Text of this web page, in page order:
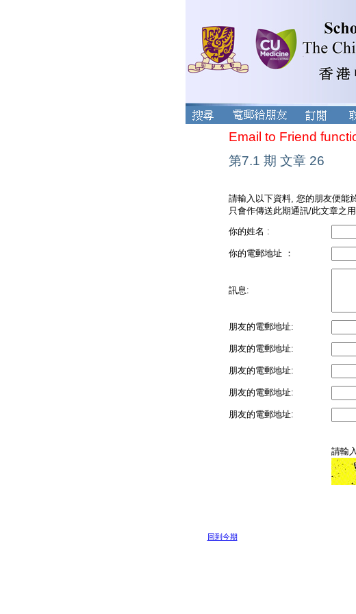
Email to Friend
第7.1 期 文章 26
請輸入以下資料, 您的朋友便能
只會作傳送此期通訊/此文章之
你的姓名 :
你的電郵地址 ：
訊息:
朋友的電郵地址:
朋友的電郵地址:
朋友的電郵地址:
朋友的電郵地址:
朋友的電郵地址:
請輸
回到今期